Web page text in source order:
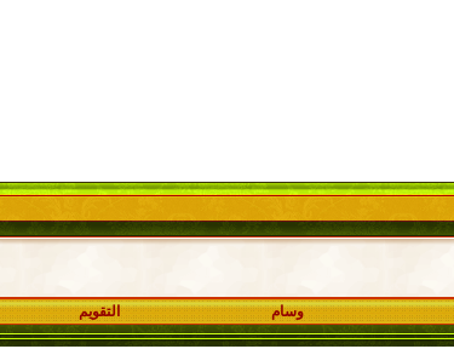
وسام التقويم